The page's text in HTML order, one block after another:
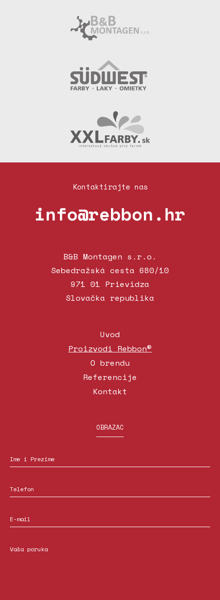
Kontaktirajte nas
info@rebbon.hr
B&B Montagen s.r.o.
Sebedražská cesta 680/10
971 01 Prievidza
Slovačka republika
Uvod
Proizvodi Rebbon®
O brendu
Referencije
Kontakt
OBRAZAC